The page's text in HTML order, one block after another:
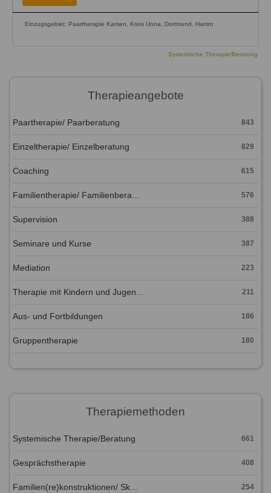
Einzugsgebiet: Paartherapie Kamen, Kreis Unna, Dortmund, Hamm
Systemische Therapie/Beratung
Therapieangebote
Paartherapie/ Paarberatung 843
Einzeltherapie/ Einzelberatung 829
Coaching 615
Familientherapie/ Familienbera... 576
Supervision 388
Seminare und Kurse 387
Mediation 223
Therapie mit Kindern und Jugen... 211
Aus- und Fortbildungen 186
Gruppentherapie 180
Therapiemethoden
Systemische Therapie/Beratung 661
Gesprächstherapie 408
Familien(re)konstruktionen/ Sk... 254